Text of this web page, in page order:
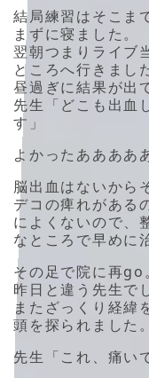
結局練習はそこま
まずに寝ました。
翌朝つまりライブ
ところへ行きまし
昼過ぎに結果が出
先生「どこも出血
す」
よかったああああ
脳出血はないから
デコの痺れがある
によくないので、
なところで早めに
その足で院に再go
昨日と違う先生で
またざっくり経緯
頭を探られました。
先生「これ、痛い